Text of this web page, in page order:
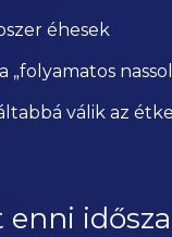
éhesek
„folyamatos
válik az
enni